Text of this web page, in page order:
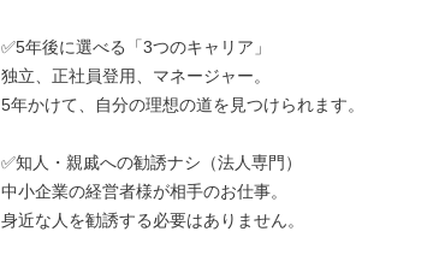
✅5年後に選べる「3つのキャリア」
独立、正社員登用、マネージャー。
5年かけて、自分の理想の道を見つけられます。
✅知人・親戚への勧誘ナシ（法人専門）
中小企業の経営者様が相手のお仕事。
身近な人を勧誘する必要はありません。